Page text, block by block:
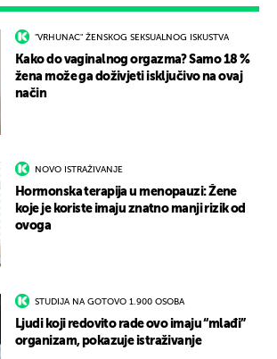
"VRHUNAC" ŽENSKOG SEKSUALNOG ISKUSTVA
Kako do vaginalnog orgazma? Samo 18 %
žena može ga doživjeti isključivo na ovaj
način
NOVO ISTRAŽIVANJE
Hormonska terapija u menopauzi: Žene
koje je koriste imaju znatno manji rizik od
ovoga
STUDIJA NA GOTOVO 1.900 OSOBA
Ljudi koji redovito rade ovo imaju “mlađi”
organizam, pokazuje istraživanje